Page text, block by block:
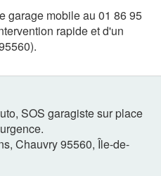
garage mobile au 01 86 95
rapide et d'un
SOS garagiste sur place
, Chauvry95560, Île-de-